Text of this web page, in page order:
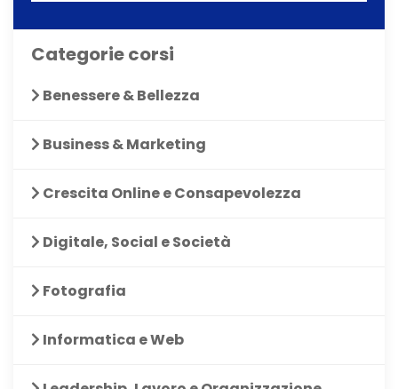
Categorie corsi
Benessere & Bellezza
Business & Marketing
Crescita Online e Consapevolezza
Digitale, Social e Società
Fotografia
Informatica e Web